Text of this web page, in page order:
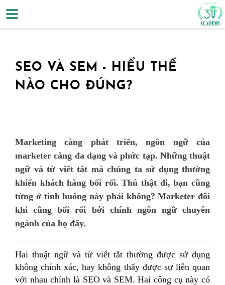
SEO VÀ SEM - HIỂU THẾ
NÀO CHO ĐÚNG?
Marketing càng phát triển, ngôn ngữ của
marketer càng đa dạng và phức tạp. Những thuật
ngữ và từ viết tắt mà chúng ta sử dụng thường
khiến khách hàng bối rối. Thú thật đi, bạn cũng
từng ở tình huống này phải không? Marketer đôi
khi cũng bối rối bởi chính ngôn ngữ chuyên
ngành của họ đấy.
Hai thuật ngữ và từ viết tắt thường được sử dụng
không chính xác, hay không thấy được sự liên quan
với nhau chính là SEO và SEM. Hai công cụ này có